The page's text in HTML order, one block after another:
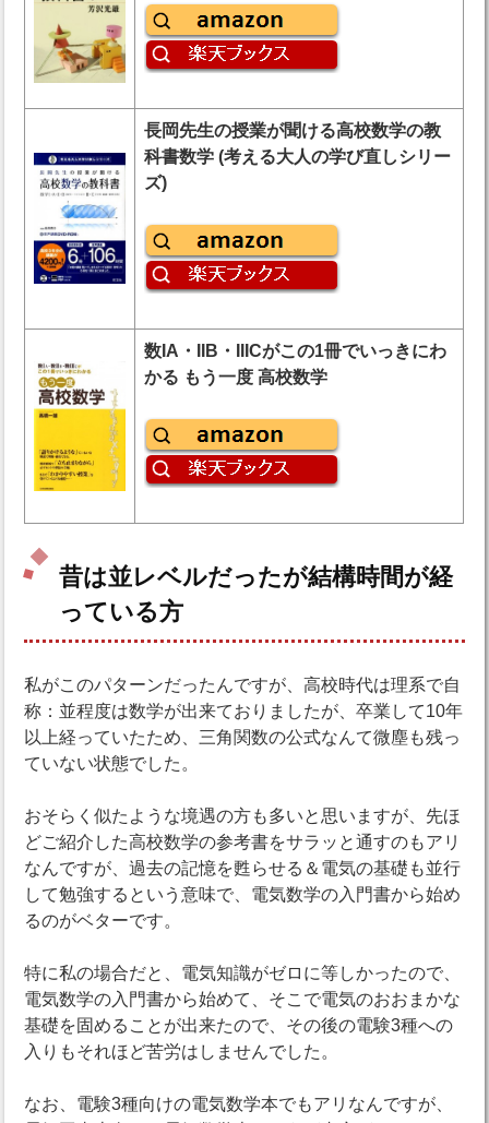
長岡先生の授業が聞ける高校数学の教
科書数学 (考える大人の学び直しシリー
ズ)
数IA・IIB・IIICがこの1冊でいっきにわ
かる もう一度 高校数学
昔は並レベルだったが結構時間が経
っている方
私がこのパターンだったんですが、高校時代は理系で自
称：並程度は数学が出来ておりましたが、卒業して10年
以上経っていたため、三角関数の公式なんて微塵も残っ
ていない状態でした。
おそらく似たような境遇の方も多いと思いますが、先ほ
どご紹介した高校数学の参考書をサラッと通すのもアリ
なんですが、過去の記憶を甦らせる＆電気の基礎も並行
して勉強するという意味で、電気数学の入門書から始め
るのがベターです。
特に私の場合だと、電気知識がゼロに等しかったので、
電気数学の入門書から始めて、そこで電気のおおまかな
基礎を固めることが出来たので、その後の電験3種への
入りもそれほど苦労はしませんでした。
なお、電験3種向けの電気数学本でもアリなんですが、